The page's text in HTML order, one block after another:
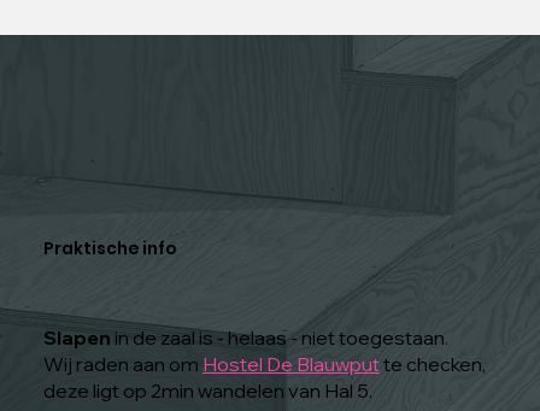
Praktische info
Slapen in de zaal is - helaas - niet toegestaan.
Wij raden aan om Hostel De Blauwputte checken,
deze ligt op 2min wandelen van Hal 5.